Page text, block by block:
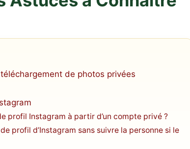
de photos privées
profil Instagram à partir d’un compte privé ?
profil d’Instagram sans suivre la personne si le